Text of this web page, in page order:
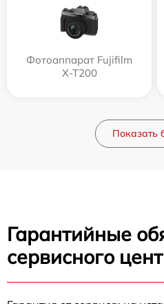
Фотоаппарат Fujifilm
X-T200
Показать
Гарантийные
сервисного